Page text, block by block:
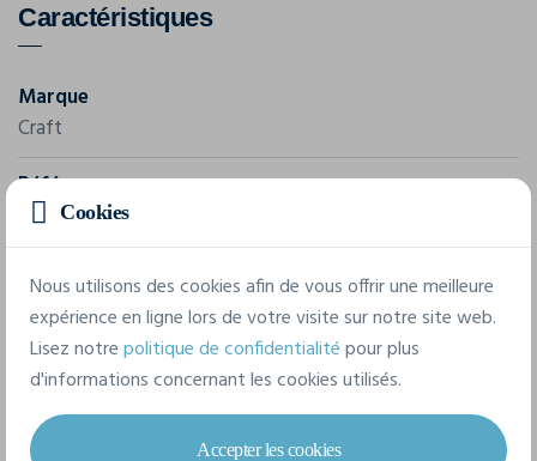
Caractéristiques
Marque
Craft
Référence
1910953
Composition
100% polyester recyclé
7 tailles disponibles
Cookies
Nous utilisons des cookies afin de vous offrir une meilleure
expérience en ligne lors de votre visite sur notre site web.
Lisez notrepolitique de confidentialitépour plus
d'informations concernant les cookies utilisés.
Accepter les cookies